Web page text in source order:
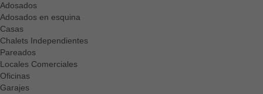
Adosados
Adosados en esquina
Casas
Chalets Independientes
Pareados
Locales Comerciales
Oficinas
Garajes